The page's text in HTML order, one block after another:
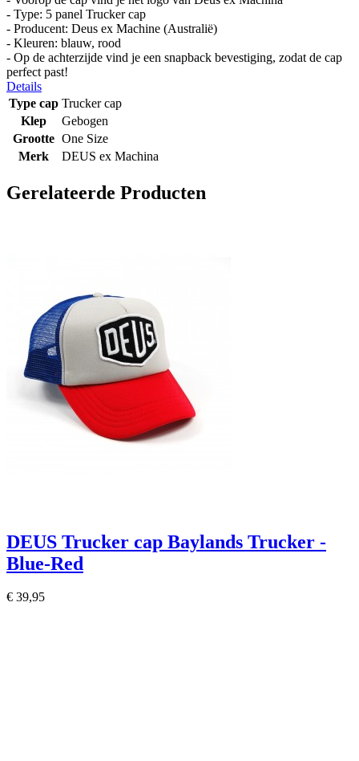
- Type: 5 panel Trucker cap
- Producent: Deus ex Machine (Australië)
- Kleuren: blauw, rood
- Op de achterzijde vind je een snapback bevestiging, zodat de cap
perfect past!
Details
Type cap Trucker cap
Klep
Gebogen
Grootte One Size
Merk
DEUS ex Machina
Gerelateerde Producten
DEUS Trucker cap Baylands Trucker -
Blue-Red
€ 39,95